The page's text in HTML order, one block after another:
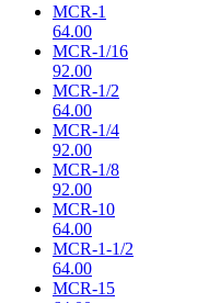
MCR-1
64.00
MCR-1/16
92.00
MCR-1/2
64.00
MCR-1/4
92.00
MCR-1/8
92.00
MCR-10
64.00
MCR-1-1/2
64.00
MCR-15